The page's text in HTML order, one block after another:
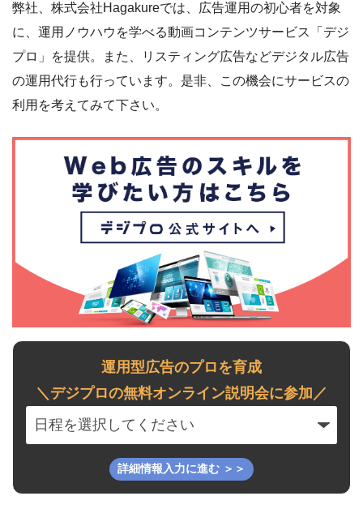
弊社、株式会社Hagakureでは、広告運用の初心者を対象
に、運用ノウハウを学べる動画コンテンツサービス「デジ
プロ」を提供。また、リスティング広告などデジタル広告
の運用代行も行っています。是非、この機会にサービスの
利用を考えてみて下さい。
運用型広告のプロを育成
＼デジプロの無料オンライン説明会に参加／